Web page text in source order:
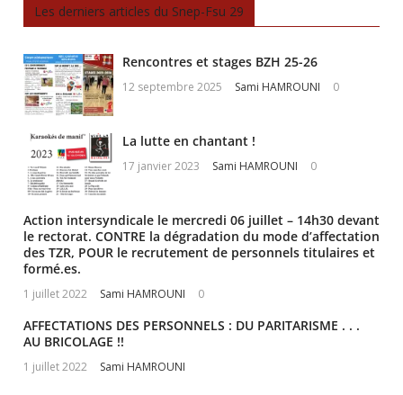
Les derniers articles du Snep-Fsu 29
Rencontres et stages BZH 25-26
12 septembre 2025 Sami HAMROUNI 0
La lutte en chantant !
17 janvier 2023 Sami HAMROUNI 0
Action intersyndicale le mercredi 06 juillet – 14h30 devant
le rectorat. CONTRE la dégradation du mode d’affectation
des TZR, POUR le recrutement de personnels titulaires et
formé.es.
1 juillet 2022 Sami HAMROUNI 0
AFFECTATIONS DES PERSONNELS : DU PARITARISME . . .
AU BRICOLAGE !!
1 juillet 2022 Sami HAMROUNI